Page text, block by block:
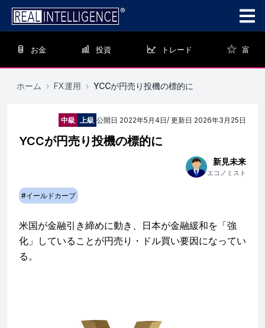
お金 投資 トレード 富
ホーム › FX運用 › YCCが円売り投機の標的に
中級 上級 公開日 2022年5月4日/ 更新日 2026年3月25日
YCCが円売り投機の標的に
新見未来
エコノミスト
#イールドカーブ
米国が金融引き締めに動き、日本が金融緩和を「強
化」していることが円売り・ドル買い要因になってい
る。